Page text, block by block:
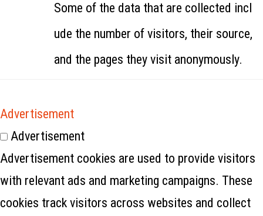
Some of the data that are collected incl
ude the number of visitors, their source,
and the pages they visit anonymously.
Advertisement
Advertisement
Advertisement cookies are used to provide visitors
with relevant ads and marketing campaigns. These
cookies track visitors across websites and collect